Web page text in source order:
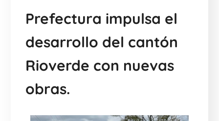
Prefectura impulsa el
desarrollo del cantón
Rioverde con nuevas
obras.